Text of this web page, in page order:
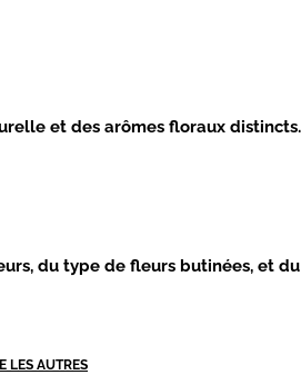
et des arômes floraux distincts.
du type de fleurs butinées, et
LES AUTRES